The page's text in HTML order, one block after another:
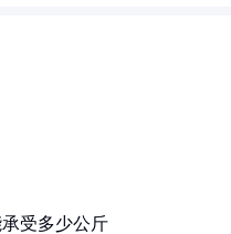
受多少公斤